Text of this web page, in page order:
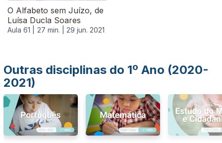
O Alfabeto sem Juízo, de
Luísa Ducla Soares
Aula 61 | 27 min. | 29 jun. 2021
Outras disciplinas do 1º Ano (2020-
2021)